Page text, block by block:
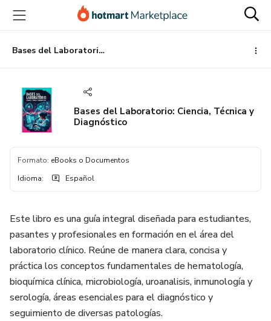
principal
página
de
página
Bases del Laboratorio: Ciencia, Técnica y Diagnóstico
Bases del Laboratorio: Ciencia, Técnica y
Diagnóstico
Formato: eBooks o Documentos
Idioma: Español
Este libro es una guía integral diseñada para estudiantes,
pasantes y profesionales en formación en el área del
laboratorio clínico. Reúne de manera clara, concisa y
práctica los conceptos fundamentales de hematología,
bioquímica clínica, microbiología, uroanalisis, inmunología y
serología, áreas esenciales para el diagnóstico y
seguimiento de diversas patologías.